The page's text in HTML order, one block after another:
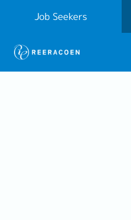
Job Seekers